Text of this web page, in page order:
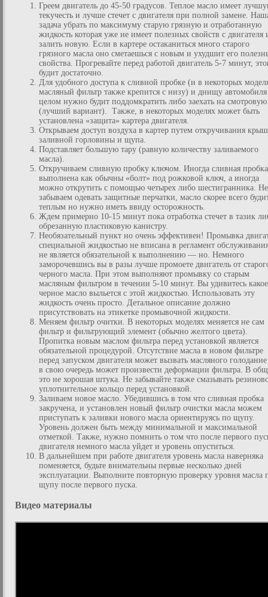
Греем двигатель до 45-50 градусов. Теплое масло имеет
текучесть и лучше стечет с двигателя при полной замене.
задача убрать по максимуму старую грязную и отработанную
жидкость которая уже не имеет полезных свойств с двигателя
залить новую. Если в картере остаканиться много старого
грязного масла оно сметаешься с новым и ухудшит его
свойства. Прогревайте перед работой двигатель 5-7 минут,
будит достаточно.
Для удобного доступа к сливной пробке (и в некоторых
масляный фильтр также крепится с низу) и днищу
целом нужно будит поддомкратить либо заехать на
(лучший вариант). Также, в некоторых моделях может быть
установлена «защита» картера двигателя.
Открываем доступ воздуха в картер путем откручивания
заливной горловины и щупа.
Подставляет большую тару (равную количеству заливаемого
масла).
Откручиваем сливную пробку ключом. Иногда сливная пробка
выполнена как обычны «болт» под рожковой ключ, а иногда
можно открутить с помощью четырех либо шестигранника. Не
забываем одевать защитные перчатки, масло скорее всего
теплым но нужно иметь ввиду осторожность.
Ждем примерно 10-15 минут пока отработка стечет в тазик
обрезанную пластиковую канистру.
Необязательный пункт но очень эффективен! Промывка
специальной жидкостью не вписана в регламент
не является обязательной к выполнению — но. Немного
заморочевшись вы в разы лучше промоете двигатель от
черного масла. При этом выполняют промывку со старым
масляным фильтром в течении 5-10 минут. Вы удивитесь какое
черное масло выльется с этой жидкостью. Использовать эту
жидкость очень просто. Детальное описание должно
присутствовать на этикетке промывочной жидкости.
Меняем фильтр очитки. В некоторых моделях меняется не сам
фильтр и фильтрующий элемент (обычно желтого цвета).
Пропитка новым маслом фильтра перед установкой является
обязательной процедурой. Отсутствие масла в новом фильтре
перед запуском двигателя может вызвать масляного
в свою очередь может произвести деформации фильтра. В
это не хорошая штука. Не забывайте также смазывать
уплотнительное кольцо перед установкой.
Заливаем новое масло. Убедившись в том что сливная пробка
закручена, и установлен новый фильтр очистки масла можем
приступать к заливки нового масла ориентируясь по щупу.
Уровень должен быть между минимальной и максимальной
отметкой. Также, нужно помнить о том что после первого
двигателя немного масла уйдет и уровень опуститься.
В дальнейшем при работе двигателя уровень масла наверняка
поменяется, будьте внимательны первые несколько дней
эксплуатации. Выполните повторную проверку уровня масла
щупу после первого пуска.
Видео материалы